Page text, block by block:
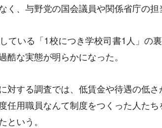
く、与野党の国会議員や関係省庁の担
ている「1校につき学校司書1人」の
な実態が明らかになった。
対する調査では、低賃金や待遇の低
任用職員なんて制度をつくった人た
という。